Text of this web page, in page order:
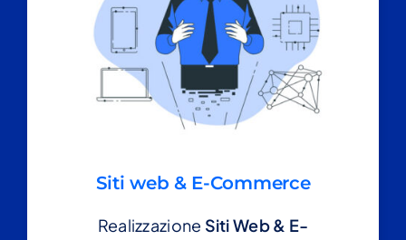
Siti web & E-Commerce
Realizzazione Siti Web & E-